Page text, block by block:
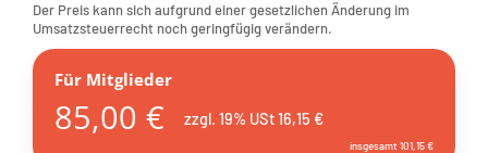
Der Preis kann sich aufgrund einer gesetzlichen Änderung im
Umsatzsteuerrecht noch geringfügig verändern.
Für Mitglieder
85,00 € zzgl. 19% USt 16,15 €
insgesamt 101,15 €